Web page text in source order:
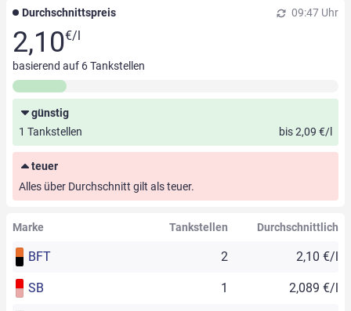
Durchschnittspreis 09:47 Uhr
2,10€/l
basierend auf 6Tankstellen
günstig
1 Tankstellen
bis 2,09 €/l
teuer
Alles über Durchschnitt gilt als teuer.
Marke Tankstellen Durchschnittlich
BFT 2 2,10 €/l
SB 1 2,089 €/l